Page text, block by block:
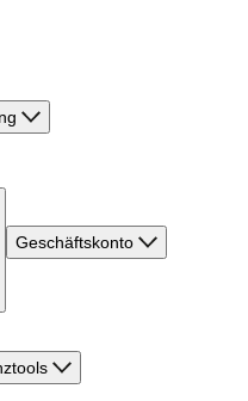
Geschäftskonto